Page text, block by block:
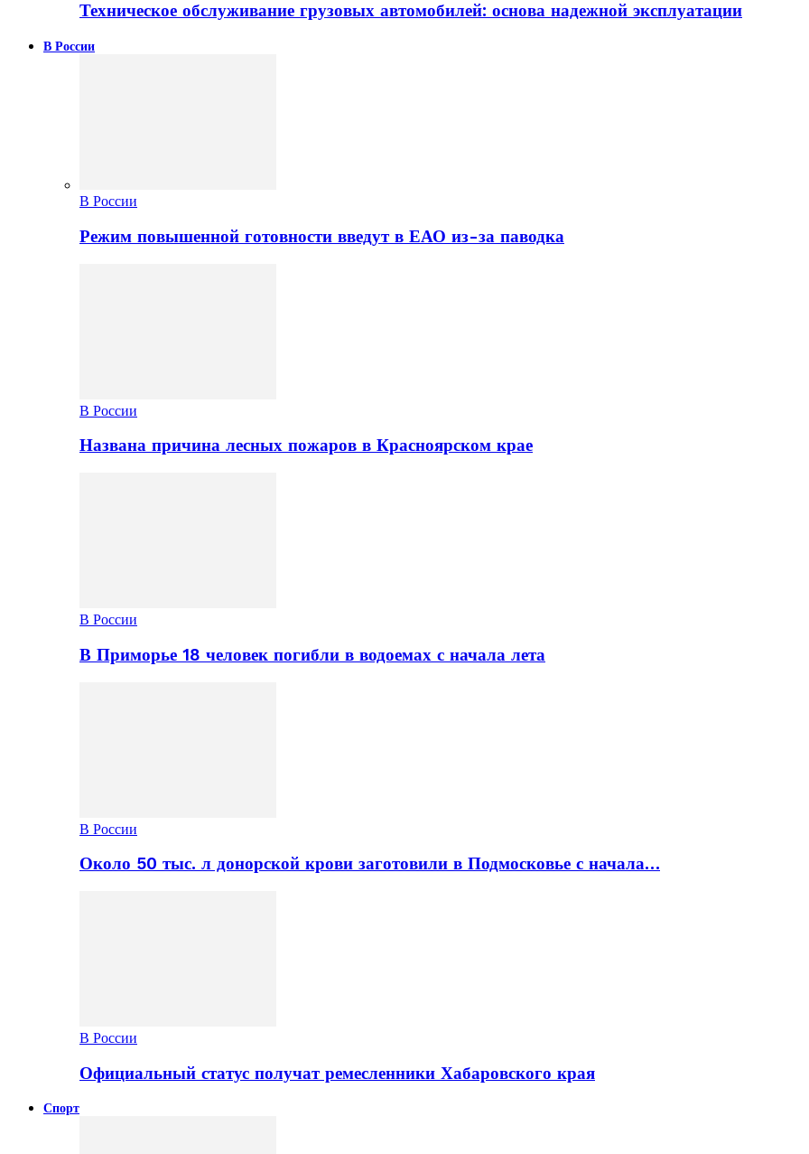
Техническое обслуживание грузовых автомобилей: основа надежной эксплуатации
В России
В России
Режим повышенной готовности введут в ЕАО из-за паводка
В России
Названа причина лесных пожаров в Красноярском крае
В России
В Приморье 18 человек погибли в водоемах с начала лета
В России
Около 50 тыс. л донорской крови заготовили в Подмосковье с начала…
В России
Официальный статус получат ремесленники Хабаровского края
Спорт